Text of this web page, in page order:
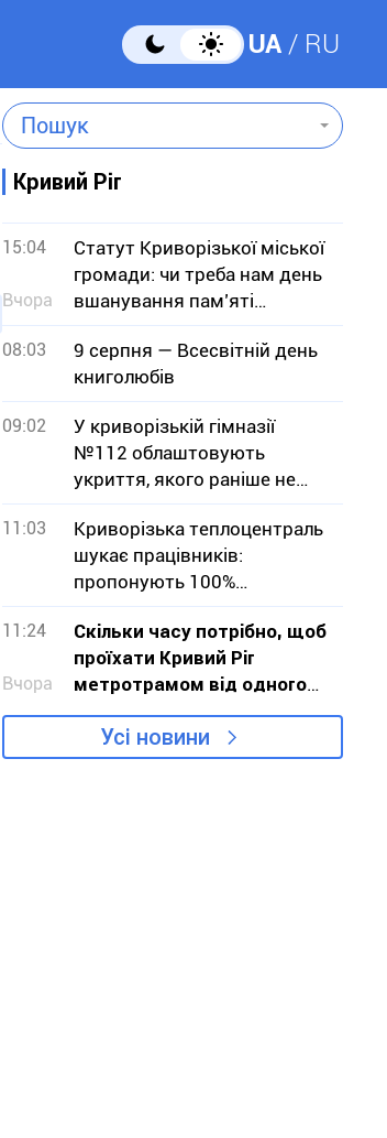
UA RU
Пошук
Кривий Ріг
15:04
Вчора
Статут Криворізької міської
громади: чи треба нам день
вшанування пам’яті
померлих міських голів?
08:03
9 серпня — Всесвітній день
книголюбів
09:02
У криворізькій гімназії
№112 облаштовують
укриття, якого раніше не
було
11:03
Криворізька теплоцентраль
шукає працівників:
пропонують 100%
бронювання
11:24
Вчора
Скільки часу потрібно, щоб
проїхати Кривий Ріг
метротрамом від одного
кінця до іншого
Усі новини